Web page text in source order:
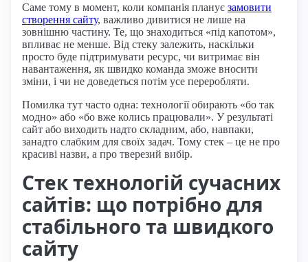
Саме тому в момент, коли компанія планує замовити
створення сайту, важливо дивитися не лише на
зовнішню частину. Те, що знаходиться «під капотом»,
впливає не менше. Від стеку залежить, наскільки
просто буде підтримувати ресурс, чи витримає він
навантаження, як швидко команда зможе вносити
зміни, і чи не доведеться потім усе переробляти.
Помилка тут часто одна: технології обирають «бо так
модно» або «бо вже колись працювали». У результаті
сайт або виходить надто складним, або, навпаки,
занадто слабким для своїх задач. Тому стек – це не про
красиві назви, а про тверезий вибір.
Стек технологій сучасних
сайтів: що потрібно для
стабільного та швидкого
сайту